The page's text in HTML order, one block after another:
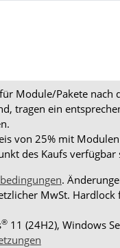
Module/Pakete nach
tragen ein
von 25% mit
des Kaufs
.
MwSt.
® 11 (24H2), Windows